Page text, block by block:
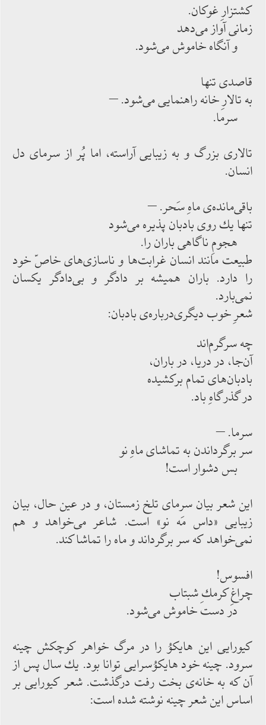
كشتزارِ غوكان.
زمانی آواز می‌‌دهد
و آنگاه خاموش‌‌ می‌‌شود.
قاصدی تنها
به تالارِ خانه راهنمایی می‌‌شود. –
سرما.
تالاری بزرگ و به زیبایی آراسته، اما پُر از سرمای دل
انسان.
باقی‌‌مانده‌‌ی ماهِ سَحر. –
تنها یك ‌‌روی بادبان پذیره ‌‌می‌‌شود
هجومِ ناگاهی باران را.
طبیعت مانند انسان غرابت‌‌ها و ناسازی‌‌های خاصّ خود
را دارد. باران همیشه بر دادگر و بی‌‌دادگر یكسان
نمی‌‌بارد.
شعرِ خوب دیگری‌‌درباره‌‌ی بادبان:
چه سرگرم‌‌اند
آن‌‌جا، در دریا، در باران،
بادبان‌‌های تمام ‌‌بركشیده
در گذرگاهِ باد.
سرما. –
سر برگرداندن به تماشای ماهِ نو
بس دشوار است!
این شعر بیان سرمای تلخ زمستان، و در عین حال، بیان
زیبایی «داس مَه نو» است. شاعر می‌‌خواهد و هم
نمی‌‌خواهد كه سر برگرداند و ماه را تماشا كند.
افسوس!
چراغِ كرمكِ شبتاب
در دست خاموش‌‌ می‌‌شود.
كیورایی این هایكوُ را در مرگ خواهر كوچكش چینه
سرود. چینه خود هایكوُسرایی توانا بود. یك سال پس از
آن كه به خانه‌‌ی بخت رفت درگذشت. شعر كیورایی بر
اساس این شعر چینه نوشته شده‌‌ است: